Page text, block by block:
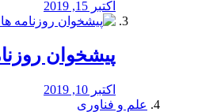
اکتبر 15, 2019
پیشخوان
اکتبر 10, 2019
علم و فناوری